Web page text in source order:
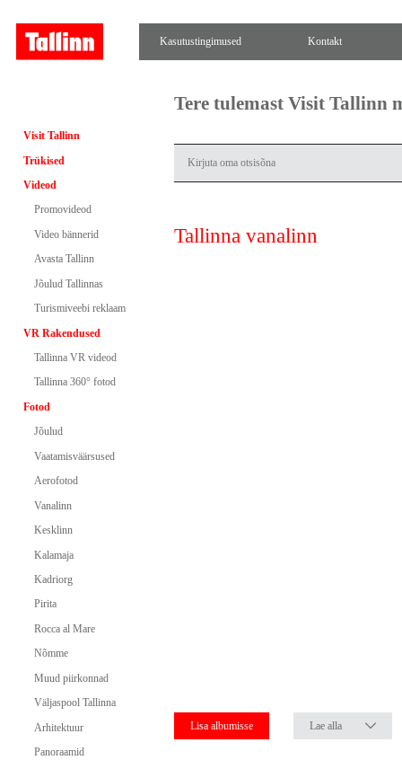
Kasutustingimused Kontakt
Visit Tallinn
Trükised
Videod
Promovideod
Video bännerid
Avasta Tallinn
Jõulud Tallinnas
Turismiveebi reklaam
VR Rakendused
Tallinna VR videod
Tallinna 360° fotod
Fotod
Jõulud
Vaatamisväärsused
Aerofotod
Vanalinn
Kesklinn
Kalamaja
Kadriorg
Pirita
Rocca al Mare
Nõmme
Muud piirkonnad
Väljaspool Tallinna
Arhitektuur
Panoraamid
Tere tulemast Visit Tallinn
Tallinna vanalinn
Lisa albumisse Lae alla